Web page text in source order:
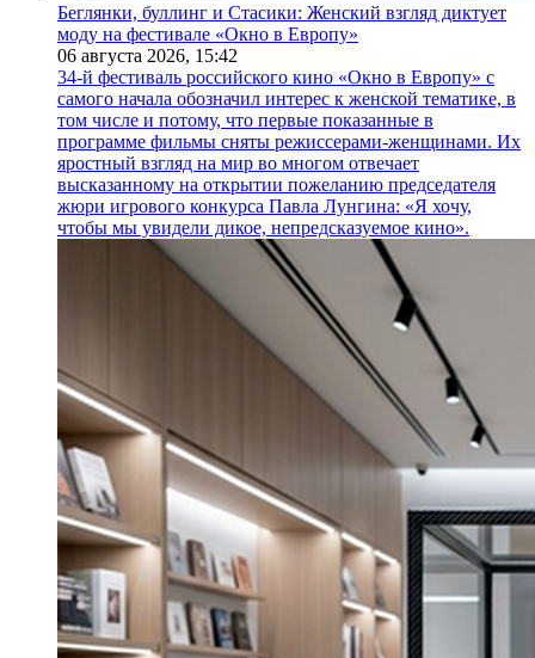
Беглянки, буллинг и Стасики: Женский взгляд диктует
моду на фестивале «Окно в Европу»
06 августа 2026, 15:42
34-й фестиваль российского кино «Окно в Европу» с
самого начала обозначил интерес к женской тематике, в
том числе и потому, что первые показанные в
программе фильмы сняты режиссерами-женщинами. Их
яростный взгляд на мир во многом отвечает
высказанному на открытии пожеланию председателя
жюри игрового конкурса Павла Лунгина: «Я хочу,
чтобы мы увидели дикое, непредсказуемое кино».